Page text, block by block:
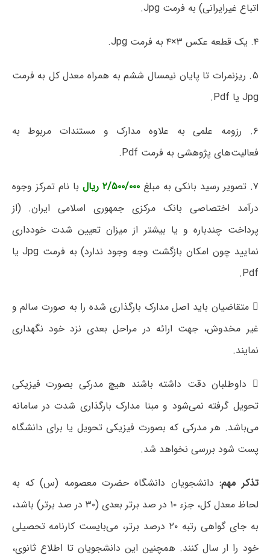
اتباع غیرایرانی) به فرمت Jpg.
۴. یک قطعه عکس ۳×۴ به فرمت Jpg.
۵. ریزنمرات تا پایان نیمسال ششم به همراه معدل کل به فرمت
Jpg یا Pdf.
۶. رزومه علمی به علاوه مدارک و مستندات مربوط به
فعالیت‌های پژوهشی به فرمت Pdf.
۷. تصویر رسید بانکی به مبلغ ۲/۵۰۰/۰۰۰ ریال
با نام تمرکز وجوه
درآمد اختصاصی بانک مرکزی جمهوری اسلامی ایران. (از
پرداخت چندباره و یا بیشتر از میزان تعیین شدت خودداری
نمایید چون امکان بازگشت وجه وجود ندارد) به فرمت Jpg یا
Pdf.
 متقاضیان باید اصل مدارک بارگذاری شده را به صورت سالم و
غیر مخدوش، جهت ارائه در مراحل بعدی نزد خود نگهداری
نمایند.
 داوطلبان دقت داشته باشند هیچ مدرکی بصورت فیزیکی
تحویل گرفته نمی‌شود و مبنا مدارک بارگذاری شدت در سامانه
می‌باشد. هر مدرکی که بصورت فیزیکی تحویل یا برای دانشگاه
پست شود بررسی نخواهد شد.
تذکر مهم:دانشجویان دانشگاه حضرت معصومه (س) که به
لحاظ معدل کل، جزء ۱۰ در صد برتر بعدی (۳۰ در صد برتر) باشد،
به جای گواهی رتبه ۲۰ درصد برتر، می‌بایست کارنامه تحصیلی
خود را ار سال کنند. همچنین این دانشجویان تا اطلاع ثانوی،